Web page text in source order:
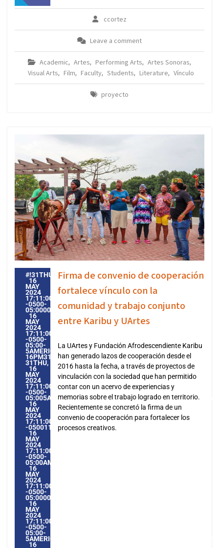
ccortez
Leave a comment
Academic, Artes, Performing Arts, Artes Sonoras,
Visual Arts, Film, Faculty, Students, Literature, Vínculo
proyecto
#!31THU,
16
MAY
2024
17:11:00
-0500-
05:000031#31THU,
16
MAY
2024
17:11:00
-0500-
05:00-
5AMERICA/GUAYAQUIL3131AMERICA/GUAYAQUIL202431
16PM31PM-
31THU,
16
MAY
2024
17:11:00
-0500-
05:005AMERICA/GUAYAQUIL3131AMERICA/
16
MAY
2024
17:11:00
-0500115115PMTHURSDAY=1009#!31THU,
16
MAY
2024
17:11:00
-0500-
05:00AMERICA/GUAYAQUIL5#MAY#!31THU,
16
MAY
2024
17:11:00
-0500-
05:000031#/31THU,
16
MAY
2024
17:11:00
-0500-
05:00-
5AMERICA/GUAYAQUIL3131AMERICA/
16
Firma de convenio de cooperación
fortalece vínculo con la
comunidad y trabajo conjunto
entre Karibu y UArtes
La UArtes y Fundación Afrodescendiente Karibu
han generado lazos de cooperación desde el
2016 hasta la fecha, a través de proyectos de
vinculación con la sociedad que han permitido
contar con un acervo de experiencias y
memorias sobre el trabajo logrado en territorio.
Recientemente se concretó la firma de un
convenio de cooperación para fortalecer los
procesos creativos.